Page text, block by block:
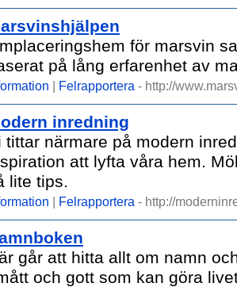
för marsvin
på lång erfarenhet av
| Felrapportera - http://
inredning
tittar närmare på modern
att lyfta våra hem.
lite tips.
| Felrapportera - http://
går att hitta allt om namn
och gott som kan göra